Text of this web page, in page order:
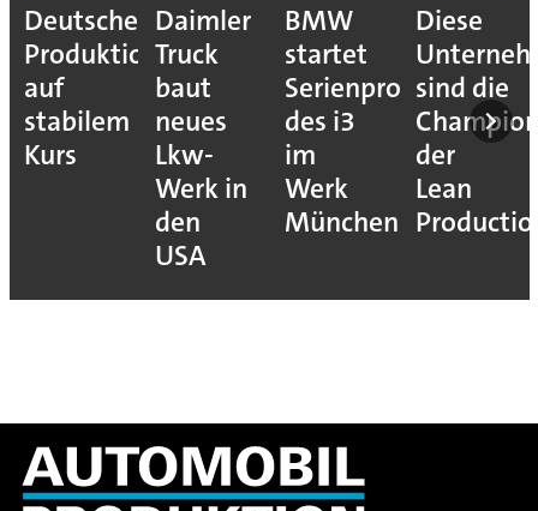
Deutsche
Produktion
auf
stabilem
Kurs
Daimler
Truck
baut
neues
Lkw-
Werk in
den
USA
BMW
startet
Serienproduktion
des i3
im
Werk
München
Diese
sind die
der
Lean